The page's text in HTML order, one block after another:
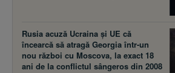
Rusia acuză Ucraina şi UE că
încearcă să atragă Georgia într-un
nou război cu Moscova, la exact 18
ani de la conflictul sângeros din 2008